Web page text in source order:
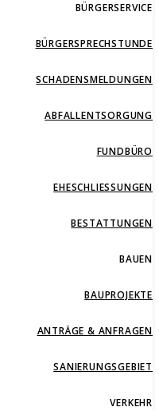
BÜRGERSERVICE
BÜRGERSPRECHSTUNDE
SCHADENSMELDUNGEN
ABFALLENTSORGUNG
FUNDBÜRO
EHESCHLIESSUNGEN
BESTATTUNGEN
BAUEN
BAUPROJEKTE
ANTRÄGE & ANFRAGEN
SANIERUNGSGEBIET
VERKEHR